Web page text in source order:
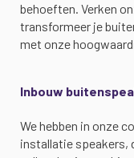
behoeften. Verken
transformeer je
met onze
Inbouw
We hebben in onze
installatie speakers,